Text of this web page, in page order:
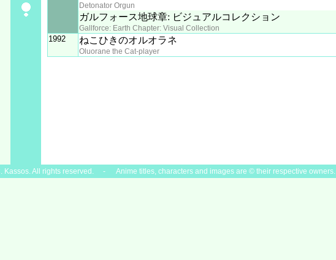
Detonator Orgun
ガルフォース地球章: ビジュアルコレクション
Gallforce: Earth Chapter: Visual Collection
1992 ねこひきのオルオラネ
Oluorane the Cat-player
Kassos. All rights reserved. - Anime titles, characters and images are © their respective owners.